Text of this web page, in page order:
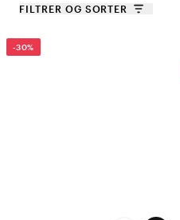
FILTRER OG SORTER
-30%